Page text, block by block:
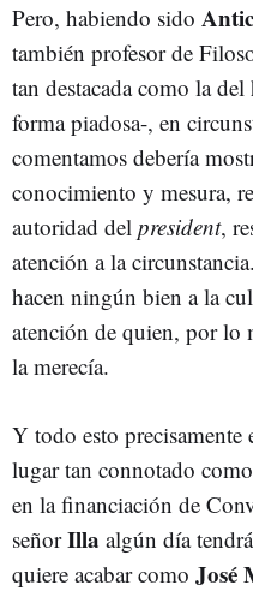
Pero, habiendo sido
también profesor de
tan destacada como la
forma piadosa-, en
comentamos debería
conocimiento y mesura,
autoridad del president,
atención a la
hacen ningún bien a la
atención de quien, por lo
la merecía.
Y todo esto precisamente
lugar tan connotado
en la financiación de
señorIlla algún día
quiere acabar como José